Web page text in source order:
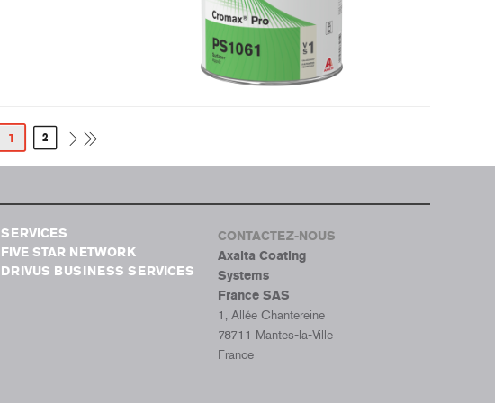
1 2
SERVICES
FIVE STAR NETWORK
DRIVUS BUSINESS SERVICES
CONTACTEZ-NOUS
Axalta Coating
Systems
France SAS
1, Allée Chantereine
78711 Mantes-la-Ville
France